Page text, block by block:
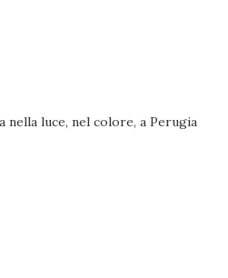
luce, nel colore, a Perugia